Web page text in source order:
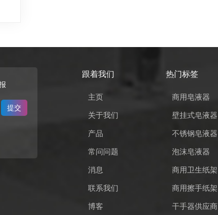
跟着我们
主页
关于我们
产品
常问问题
消息
联系我们
博客
热门标签
商用皂液器
壁挂式皂液器
不锈钢皂液器
泡沫皂液器
商用卫生纸架
商用擦手纸架
干手器供应商